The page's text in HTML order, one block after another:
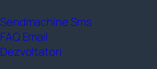
Sendmachine Sms
FAQ Email
Dezvoltatori